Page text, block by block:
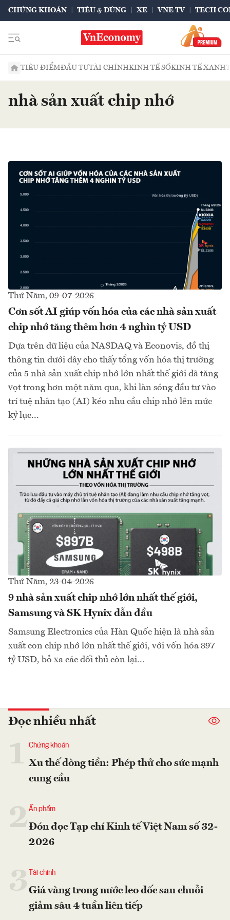
CHỨNG KHOÁN TIÊU & DÙNG XE VNE TV TECH
TIÊU ĐIỂMĐẦU TƯTÀI CHÍNHKINH TẾ SỐKINH TẾ XANH
nhà sản xuất chip nhớ
Thứ Năm, 09-07-2026
Cơn sốt AI giúp vốn hóa của các nhà sản xuất
chip nhớ tăng thêm hơn 4 nghìn tỷ USD
Dựa trên dữ liệu của NASDAQ và Econovis, đồ thị
thông tin dưới đây cho thấy tổng vốn hóa thị trường
của 5 nhà sản xuất chip nhớ lớn nhất thế giới đã tăng
vọt trong hơn một năm qua, khi làn sóng đầu tư vào
trí tuệ nhân tạo (AI) kéo nhu cầu chip nhớ lên mức
kỷ lục...
Thứ Năm, 23-04-2026
9 nhà sản xuất chip nhớ lớn nhất thế giới,
Samsung và SK Hynix dẫn đầu
Samsung Electronics của Hàn Quốc hiện là nhà sản
xuất con chip nhớ lớn nhất thế giới, với vốn hóa 897
tỷ USD, bỏ xa các đối thủ còn lại...
Đọc nhiều nhất
Chứng khoán
Xu thế dòng tiền: Phép thử cho sức mạnh
cung cầu
2Ấn phẩm
Đón đọc Tạp chí Kinh tế Việt Nam số 32-
2026
Tài chính
Giá vàng trong nước leo dốc sau chuỗi
giảm sâu 4 tuần liên tiếp